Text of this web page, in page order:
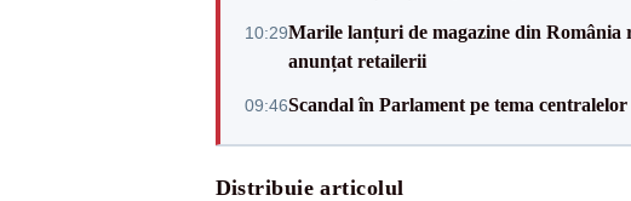
10:29Marile lanțuri de magazine din România
anunțat retailerii
09:46Scandal în Parlament pe tema
Distribuie articolul